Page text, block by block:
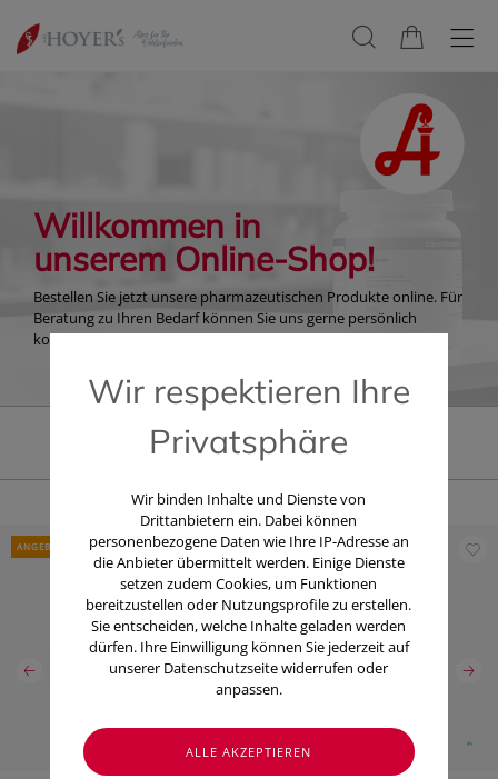
Willkommen in
unserem Online-Shop!
Bestellen Sie jetzt unsere pharmazeutischen Produkte online. Für
Beratung zu Ihren Bedarf können Sie uns gerne persönlich
kontaktieren!
Im Angebot
ANGEBOT ANGEBOT
Wir respektieren Ihre
Privatsphäre
Wir binden Inhalte und Dienste von
Drittanbietern ein. Dabei können
personenbezogene Daten wie Ihre IP-Adresse an
die Anbieter übermittelt werden. Einige Dienste
setzen zudem Cookies, um Funktionen
bereitzustellen oder Nutzungsprofile zu erstellen.
Sie entscheiden, welche Inhalte geladen werden
dürfen. Ihre Einwilligung können Sie jederzeit auf
unserer Datenschutzseite widerrufen oder
anpassen.